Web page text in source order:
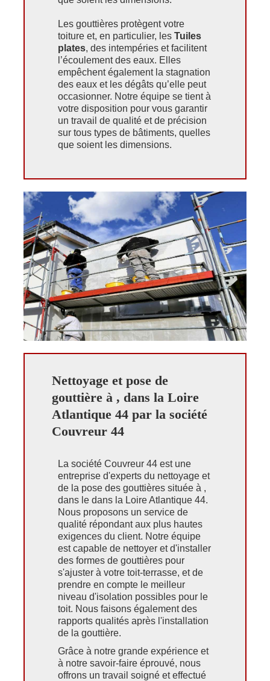
Les gouttières protègent votre
toiture et, en particulier, les Tuiles
plates, des intempéries et facilitent
l’écoulement des eaux. Elles
empêchent également la stagnation
des eaux et les dégâts qu’elle peut
occasionner. Notre équipe se tient à
votre disposition pour vous garantir
un travail de qualité et de précision
sur tous types de bâtiments, quelles
que soient les dimensions.
Nettoyage et pose de
gouttière à , dans la Loire
Atlantique 44 par la société
Couvreur 44
La société Couvreur 44 est une
entreprise d'experts du nettoyage et
de la pose des gouttières située à ,
dans le dans la Loire Atlantique 44.
Nous proposons un service de
qualité répondant aux plus hautes
exigences du client. Notre équipe
est capable de nettoyer et d'installer
des formes de gouttières pour
s'ajuster à votre toit-terrasse, et de
prendre en compte le meilleur
niveau d'isolation possibles pour le
toit. Nous faisons également des
rapports qualités après l'installation
de la gouttière.
Grâce à notre grande expérience et
à notre savoir-faire éprouvé, nous
offrons un travail soigné et effectué